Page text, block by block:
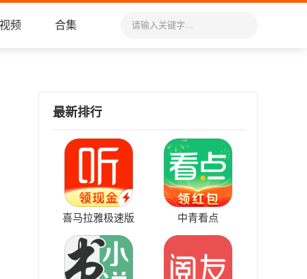
视频 合集
最新排行
喜马拉雅极速版 中青看点